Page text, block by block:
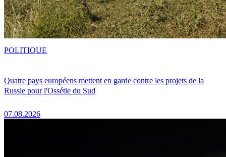
Quatre pays européens mettent en garde contre les projets de la
Russie pour l'Ossétie du Sud
07.08.2026
POLITIQUE